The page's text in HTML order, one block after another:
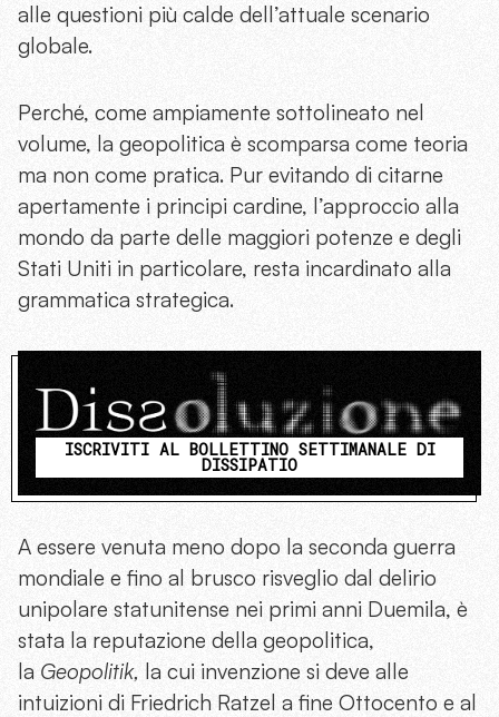
alle questioni più calde dell’attuale scenario
globale.
Perché, come ampiamente sottolineato nel
volume, la geopolitica è scomparsa come teoria
ma non come pratica. Pur evitando di citarne
apertamente i principi cardine, l’approccio alla
mondo da parte delle maggiori potenze e degli
Stati Uniti in particolare, resta incardinato alla
grammatica strategica.
ISCRIVITI AL BOLLETTINO SETTIMANALE DI
DISSIPATIO
A essere venuta meno dopo la seconda guerra
mondiale e fino al brusco risveglio dal delirio
unipolare statunitense nei primi anni Duemila, è
stata la reputazione della geopolitica,
la Geopolitik, la cui invenzione si deve alle
intuizioni di Friedrich Ratzel a fine Ottocento e al